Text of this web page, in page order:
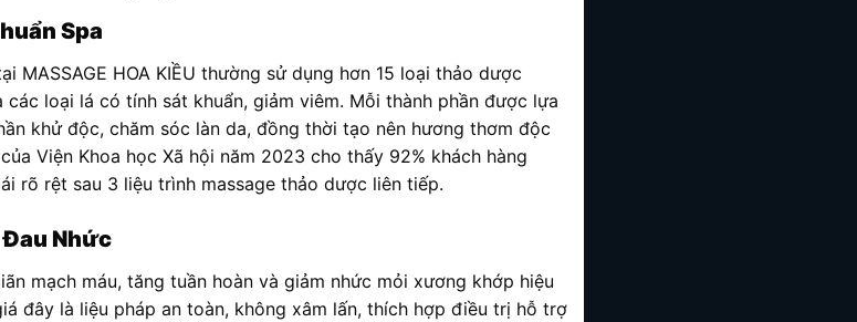
Spa
MASSAGE HOA KIỀU thường sử dụng hơn 15 loại thảo dược
loại lá có tính sát khuẩn, giảm viêm. Mỗi thành phần được lựa
khử độc, chăm sóc làn da, đồng thời tạo nên hương thơm độc
Viện Khoa học Xã hội năm 2023 cho thấy 92% khách hàng
rõ rệt sau 3 liệu trình massage thảo dược liên tiếp.
Đau Nhức
mạch máu, tăng tuần hoàn và giảm nhức mỏi xương khớp hiệu
đây là liệu pháp an toàn, không xâm lấn, thích hợp điều trị hỗ trợ